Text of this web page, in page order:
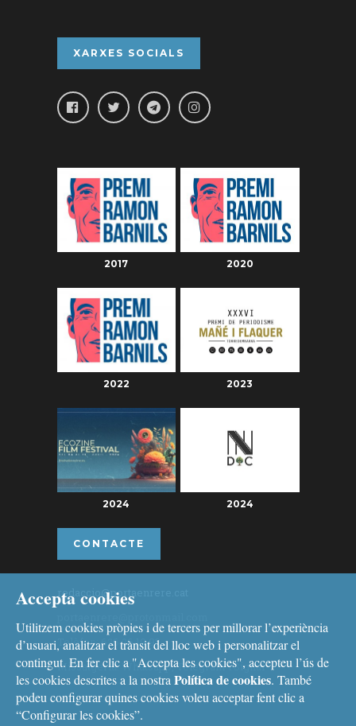
XARXES SOCIALS
2017 2020
2022 2023
2024 2024
CONTACTE
redaccio@portaenrere.cat
Telèfon: 626 26 19 93
Missatgeria: Whatsapp, Telegram i Signal
Accepta cookies
Utilitzem cookies pròpies i de tercers per millorar l’experiència
d’usuari, analitzar el trànsit del lloc web i personalitzar el
contingut. En fer clic a "Accepta les cookies", accepteu l’ús de
les cookies descrites a la nostra Política de cookies. També
podeu configurar quines cookies voleu acceptar fent clic a
“Configurar les cookies”.